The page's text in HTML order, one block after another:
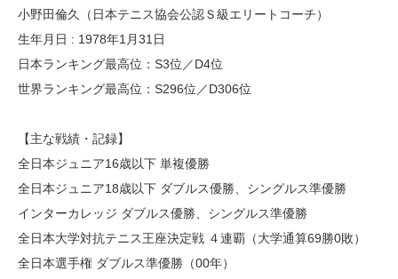
小野田倫久（日本テニス協会公認Ｓ級エリートコーチ）
生年月日 : 1978年1月31日
日本ランキング最高位：S3位／D4位
世界ランキング最高位：S296位／D306位
【主な戦績・記録】
全日本ジュニア16歳以下 単複優勝
全日本ジュニア18歳以下 ダブルス優勝、シングルス準優勝
インターカレッジ ダブルス優勝、シングルス準優勝
全日本大学対抗テニス王座決定戦 ４連覇（大学通算69勝0敗）
全日本選手権 ダブルス準優勝（00年）